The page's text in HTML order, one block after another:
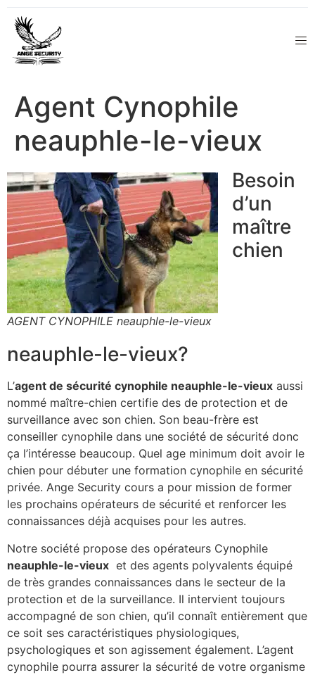
Agent Cynophile
neauphle-le-vieux
AGENT CYNOPHILE neauphle-le-vieux
Besoin
d’un
maître
chien
neauphle-le-vieux?
L’agent de sécurité cynophile neauphle-le-vieux aussi
nommé maître-chien certifie des de protection et de
surveillance avec son chien. Son beau-frère est
conseiller cynophile dans une société de sécurité donc
ça l’intéresse beaucoup. Quel age minimum doit avoir le
chien pour débuter une formation cynophile en sécurité
privée. Ange Security cours a pour mission de former
les prochains opérateurs de sécurité et renforcer les
connaissances déjà acquises pour les autres.
Notre société propose des opérateurs Cynophile
neauphle-le-vieux et des agents polyvalents équipé
de très grandes connaissances dans le secteur de la
protection et de la surveillance. Il intervient toujours
accompagné de son chien, qu’il connaît entièrement que
ce soit ses caractéristiques physiologiques,
psychologiques et son agissement également. L’agent
cynophile pourra assurer la sécurité de votre organisme